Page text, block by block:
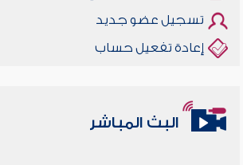
تسجيل عضو جديد
إعادة تفعيل حساب
البث المباشر